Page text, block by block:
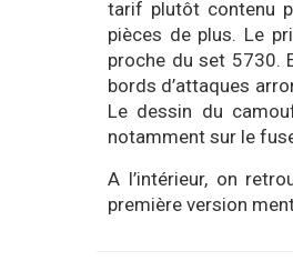
tarif plutôt contenu
pièces de plus. Le
proche du set 5730.
bords d’attaques
Le dessin du
notamment sur le
A l’intérieur, on
première version